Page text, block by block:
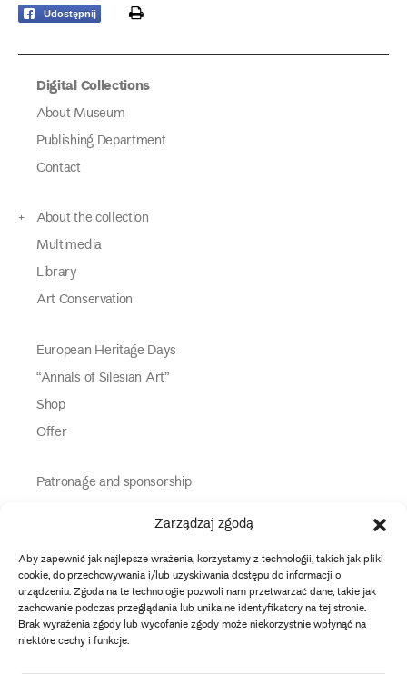
Zarządzaj zgodą
Aby zapewnić jak najlepsze wrażenia, korzystamy z technologii, takich jak pliki
cookie, do przechowywania i/lub uzyskiwania dostępu do informacji o
urządzeniu. Zgoda na te technologie pozwoli nam przetwarzać dane, takie jak
zachowanie podczas przeglądania lub unikalne identyfikatory na tej stronie.
Brak wyrażenia zgody lub wycofanie zgody może niekorzystnie wpłynąć na
niektóre cechy i funkcje.
Udostępnij print
Digital Collections
About Museum
Publishing Department
Contact
About the collection
Multimedia
Library
Art Conservation
European Heritage Days
“Annals of Silesian Art”
Shop
Offer
Patronage and sponsorship
Information
instagram
twitterfacebookyoutube
tiktok